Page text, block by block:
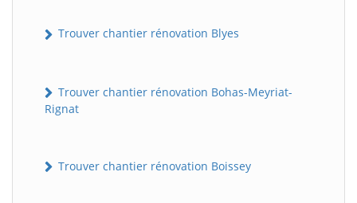
Trouver chantier rénovation Blyes
Trouver chantier rénovation Bohas-Meyriat-
Rignat
Trouver chantier rénovation Boissey